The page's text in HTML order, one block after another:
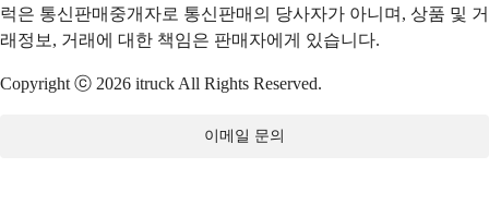
럭은 통신판매중개자로 통신판매의 당사자가 아니며, 상품 및 거
래정보, 거래에 대한 책임은 판매자에게 있습니다.
Copyright ⓒ 2026 itruck All Rights Reserved.
이메일 문의